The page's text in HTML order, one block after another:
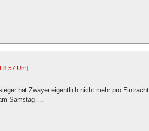
8:57 Uhr]
hat Zwayer eigentlich nicht mehr pro
Samstag….